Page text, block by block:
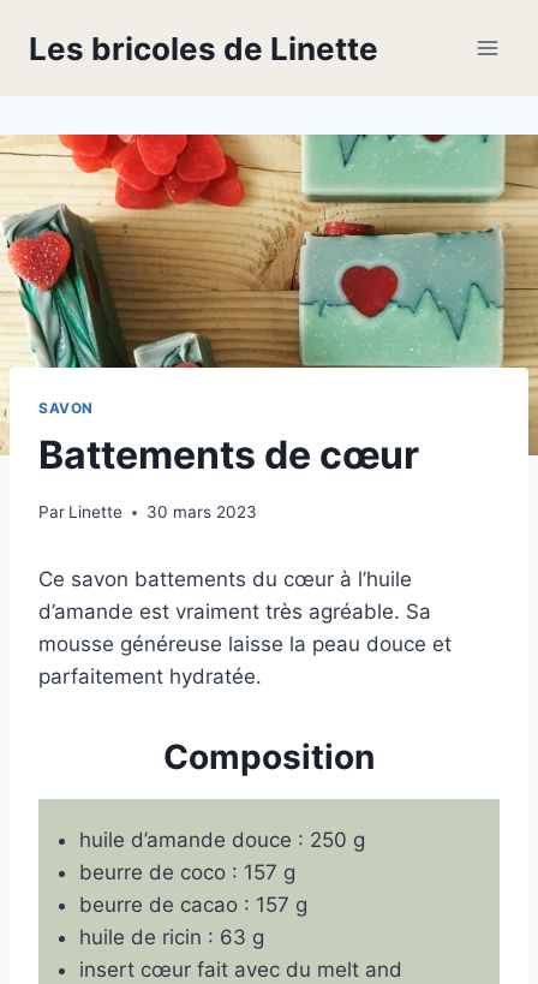
Les bricoles de Linette
SAVON
Battements de cœur
Par Linette 30 mars 2023
Ce savon battements du cœur à l’huile
d’amande est vraiment très agréable. Sa
mousse généreuse laisse la peau douce et
parfaitement hydratée.
Composition
huile d’amande douce : 250 g
beurre de coco : 157 g
beurre de cacao : 157 g
huile de ricin : 63 g
insert cœur fait avec du melt and